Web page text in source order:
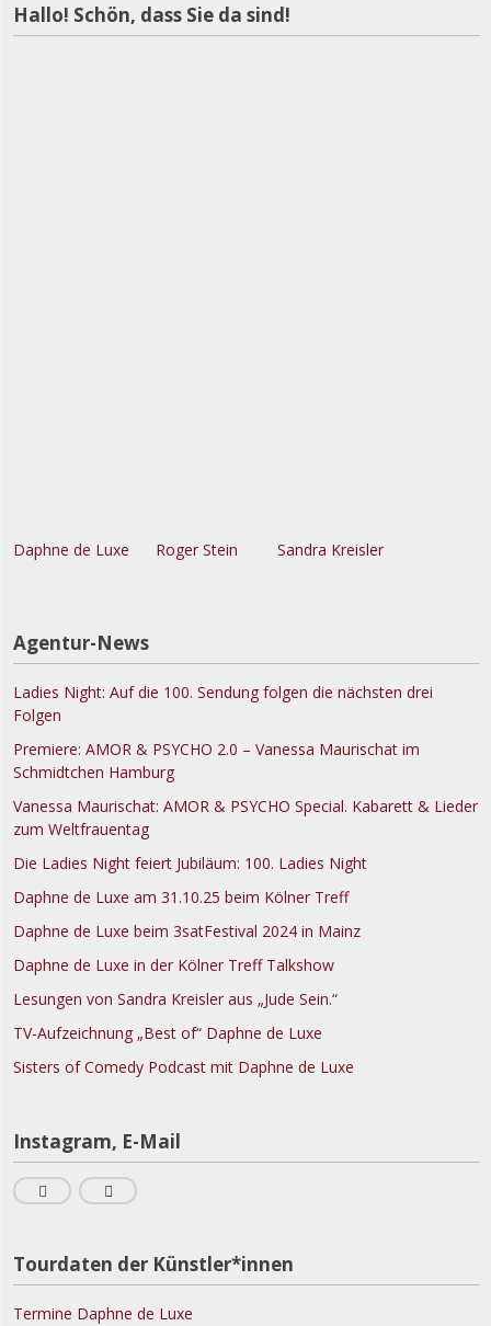
Hallo! Schön, dass Sie da sind!
Daphne de Luxe Roger Stein Sandra Kreisler
Agentur-News
Ladies Night: Auf die 100. Sendung folgen die nächsten drei
Folgen
Premiere: AMOR & PSYCHO 2.0 – Vanessa Maurischat im
Schmidtchen Hamburg
Vanessa Maurischat: AMOR & PSYCHO Special. Kabarett & Lieder
zum Weltfrauentag
Die Ladies Night feiert Jubiläum: 100. Ladies Night
Daphne de Luxe am 31.10.25 beim Kölner Treff
Daphne de Luxe beim 3satFestival 2024 in Mainz
Daphne de Luxe in der Kölner Treff Talkshow
Lesungen von Sandra Kreisler aus „Jude Sein.“
TV-Aufzeichnung „Best of“ Daphne de Luxe
Sisters of Comedy Podcast mit Daphne de Luxe
Instagram, E-Mail
Tourdaten der Künstler*innen
Termine Daphne de Luxe